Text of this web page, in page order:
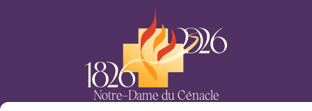
Notre-Dame du Cénacle